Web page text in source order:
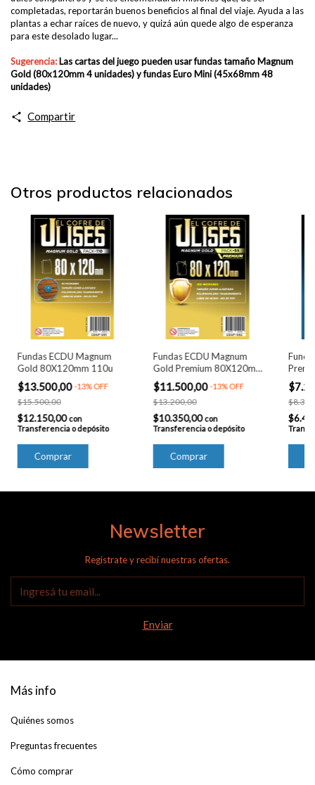
completadas, reportarán buenos beneficios al final del viaje. Ayuda a las
plantas a echar raíces de nuevo, y quizá aún quede algo de esperanza
para este desolado lugar...
Sugerencia: Las cartas del juego pueden usar fundastamaño Magnum
Gold (80x120mm 4 unidades) y fundas Euro Mini (45x68mm 48
unidades)
Compartir
Otros productos relacionados
Fundas ECDU Magnum
Gold 80X120mm 110u
$13.500,00-13%OFF
$15.500,00
$12.150,00con
Transferencia o depósito
Fundas ECDU Magnum
Gold Premium 80X120mm
55u
$11.500,00-13%OFF
$13.200,00
$10.350,00con
Transferencia o depósito
Newsletter
Registrate y recibí nuestras ofertas.
Más info
Quiénes somos
Preguntas frecuentes
Cómo comprar